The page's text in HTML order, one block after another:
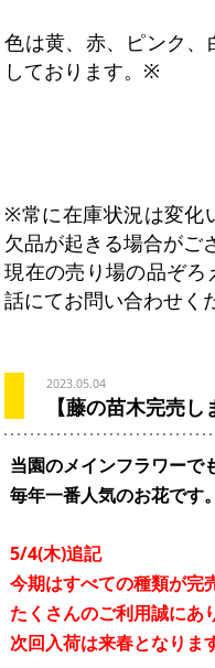
色は黄、赤、ピンク
しております。※
※常に在庫状況は変化
欠品が起きる場合がご
現在の売り場の品ぞ
話にてお問い合わせく
2023.05.04
【藤の苗木完売し
当園のメインフラワーで
毎年一番人気のお花です。
5/4(木)追記
今期はすべての種類が完
たくさんのご利用誠にあ
次回入荷は来春となりま